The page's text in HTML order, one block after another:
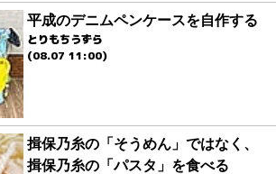
平成のデニムペンケースを自作する
とりもちうずら
(08.07 11:00)
揖保乃糸の「そうめん」ではなく、
揖保乃糸の「パスタ」を食べる